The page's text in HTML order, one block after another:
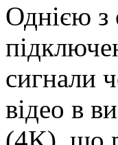
Однією з
сигнали
відео в